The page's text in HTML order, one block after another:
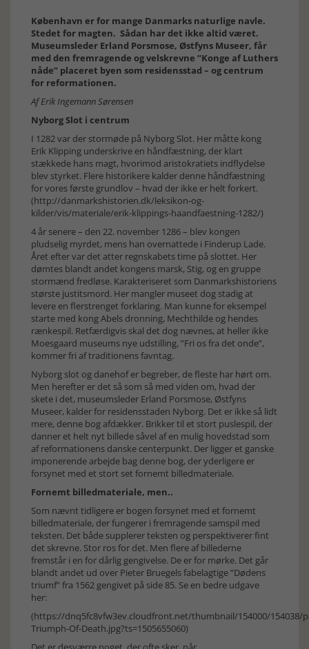
København er for mange Danmarks naturlige navle.
Stedet for magten. Sådan har det ikke altid været.
Museumsleder Erland Porsmose, Østfyns Museer, får
med den fremragende og velskrevne ”Konge af Luthers
nåde” placeret byen som residensstad – og centrum
for reformationen.
Af Erik Ingemann Sørensen
Nyborg Slot i centrum
I 1282 var der stormøde på Nyborg Slot. Her måtte kong
Erik Klipping underskrive en håndfæstning, der klart
stækkede hans magt, hvorimod aristokratiets indflydelse
blev styrket. Flere historikere kalder denne håndfæstning
for vores første grundlov – hvad der ikke er helt forkert.
(http://danmarkshistorien.dk/leksikon-og-
kilder/vis/materiale/erik-klippings-haandfaestning-1282/)
4 år senere – den 22. november 1286 – blev kongen
pludselig myrdet, mens han overnattede i Finderup Lade.
Året efter var det atter regnskabets time på slottet. Her
dømtes blandt andet kongens marsk, Stig, og en gruppe
stormænd fredløse. Karakteriseret som Danmarkshistoriens
største justitsmord. Her mangler museet dog stadig at
levere en flerstrenget forklaring. Man kunne for eksempel
starte med kong Abels dronning, Mechthilde og hendes
rænkespil. Retfærdigvis skal det dog nævnes, at heller ikke
Moesgaard museums nye udstilling, ”Fri os fra det onde”,
kommer fri af traditionens favntag.
Nyborg slot og danehof er begreber, de fleste har hørt om.
Men herefter er det så som så med viden om, hvad der
skete i det, museumsleder Erland Porsmose, Østfyns
Museer, kalder for residensstaden Nyborg. Det er ikke så lidt
mere, denne bog afdækker. Brikker til et stort puslespil, der
danner et helt nyt billede såvel af en mulig hovedstad som
af reformationens danske centerpunkt. Der ligger et ganske
imponerende arbejde bag denne bog, der yderligere er
forsynet med et stort set fornemt billedmateriale.
Fornemt billedmateriale, men..
Som nævnt tidligere er bogen forsynet med et fornemt
billedmateriale, der fungerer i fremragende samspil med
teksten. Det både supplerer teksten og perspektiverer fint
det skrevne. Stor ros for det. Men flere af billederne
fremstår i en for dårlig gengivelse. De er for mørke. Det går
blandt andet ud over Pieter Bruegels fabelagtige ”Dødens
triumf” fra 1562 gengivet på side 85. Se en bedre udgave
her:
(https://dnq5fc8vfw3ev.cloudfront.net/thumbnail/154000/154038/
Triumph-Of-Death.jpg?ts=1505655060)